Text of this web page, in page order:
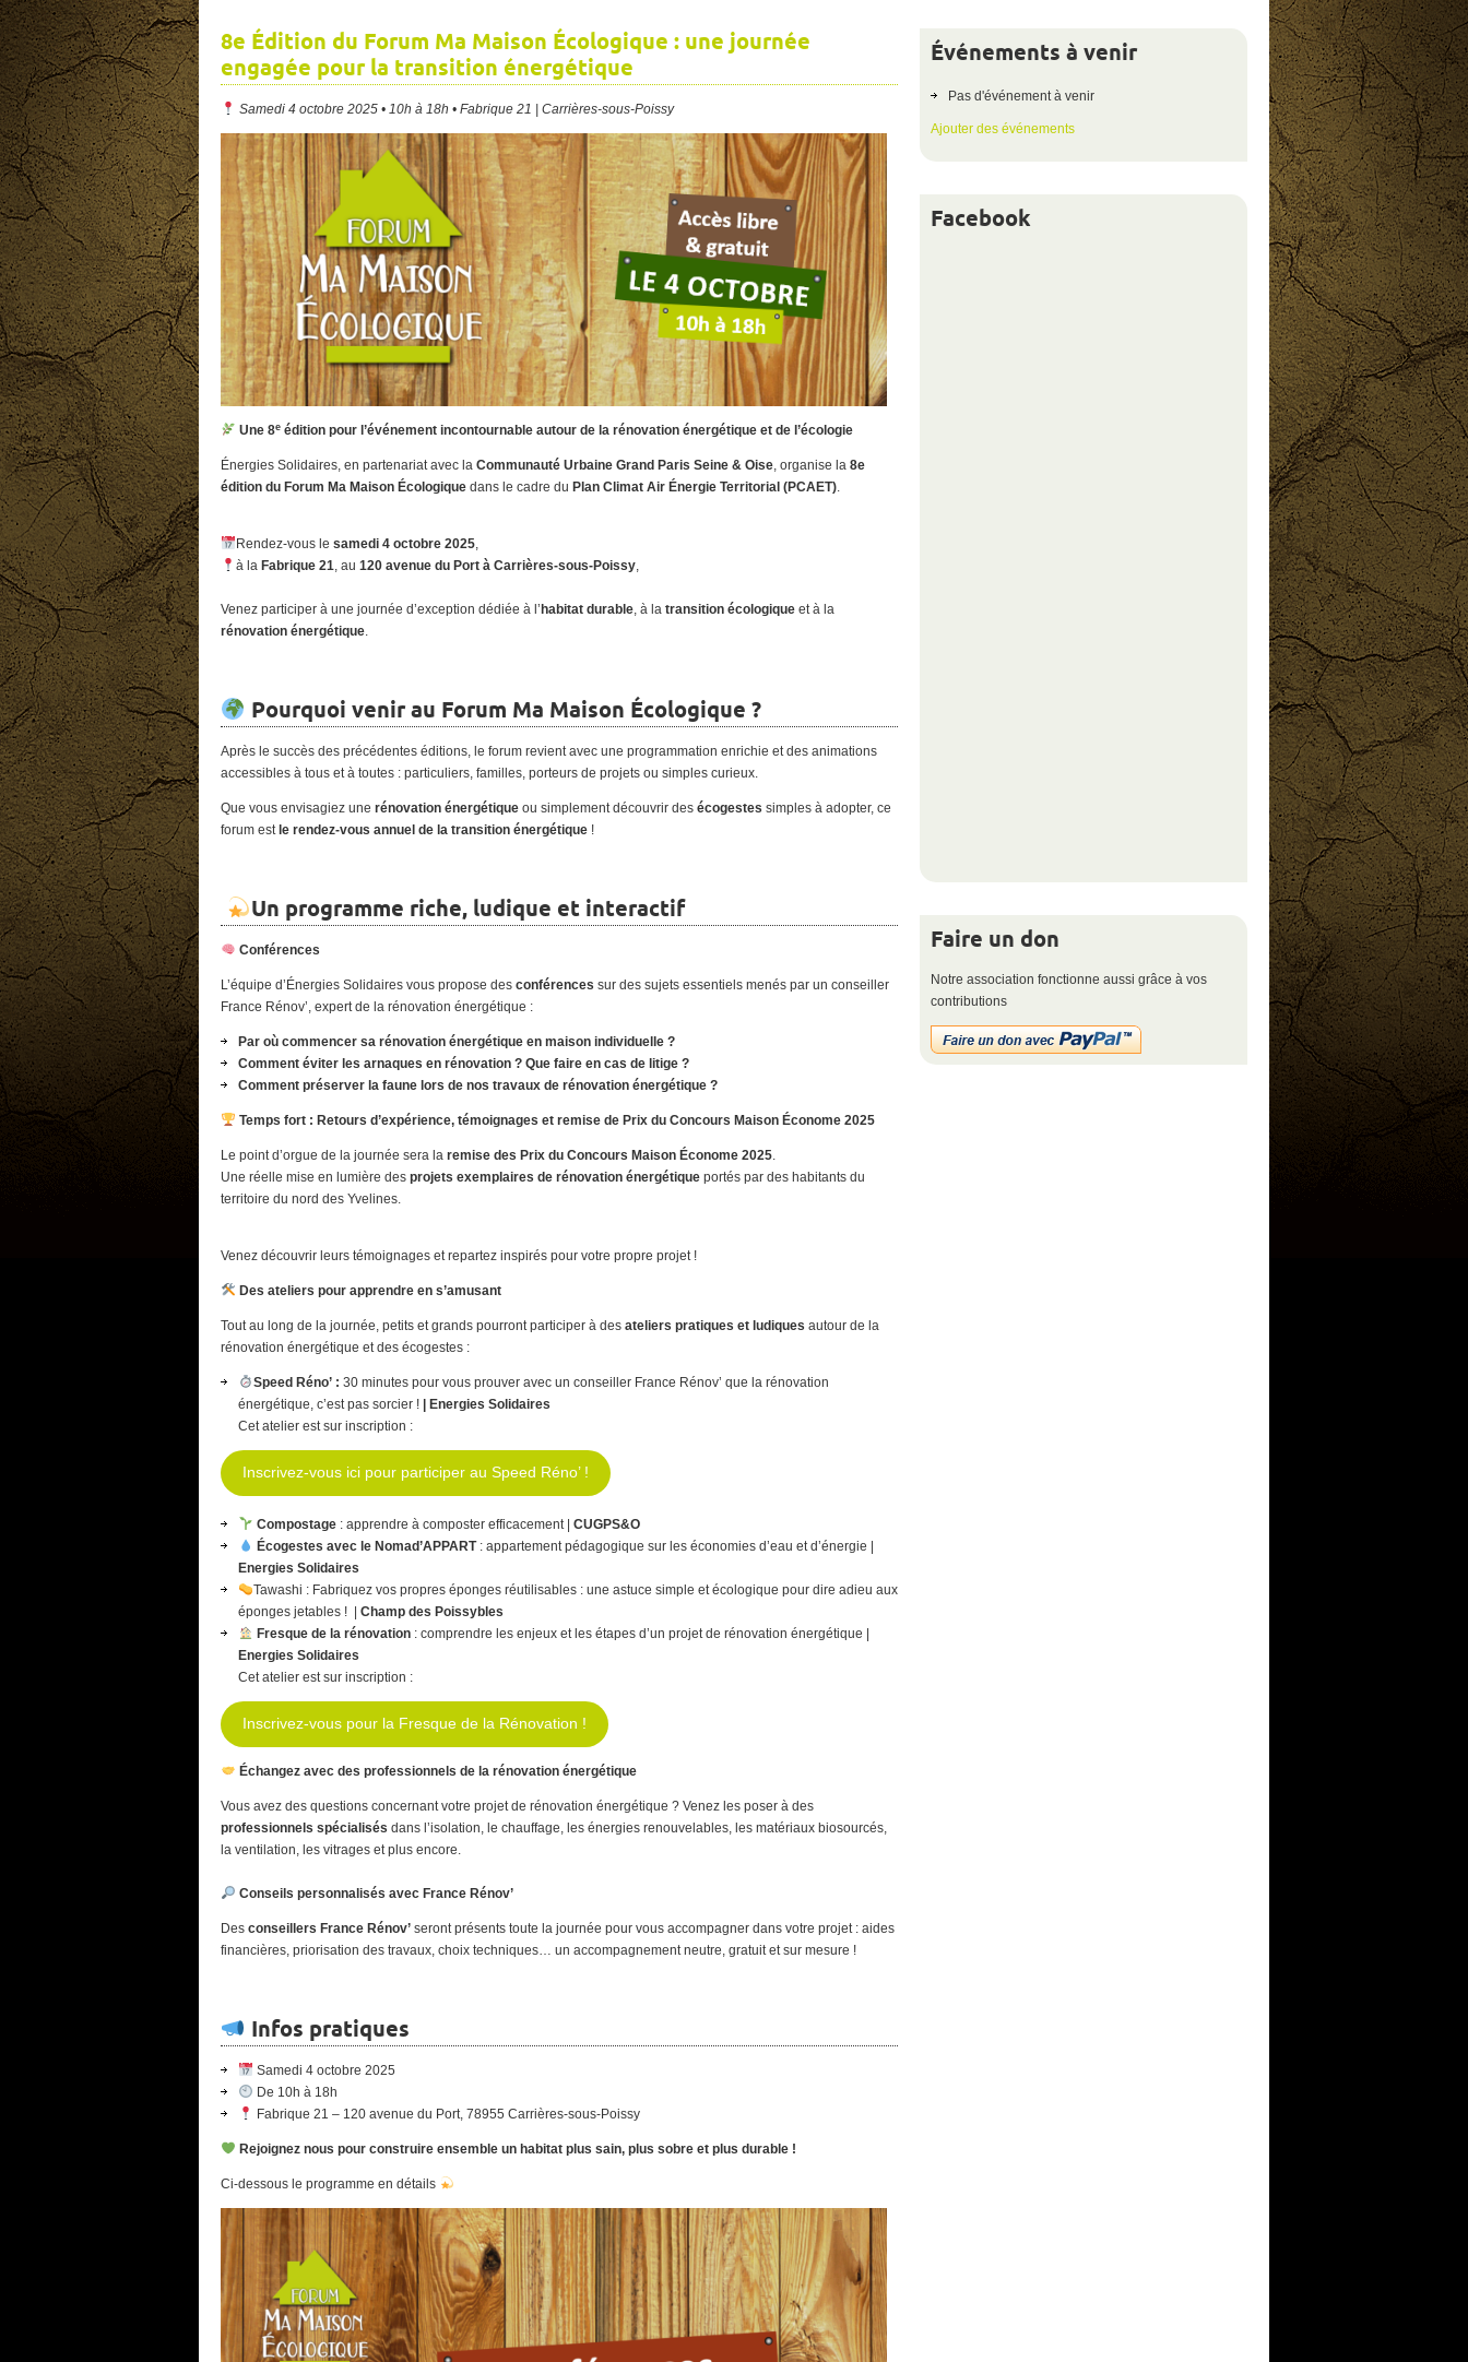
8e Édition du Forum Ma Maison Écologique : une journée
engagée pour la transition énergétique
Samedi 4 octobre 2025 • 10h à 18h • Fabrique 21 | Carrières-sous-Poissy
Une 8eédition pour l’événement incontournable autour de la rénovation énergétique et de l’écologie
Énergies Solidaires, en partenariat avec la Communauté Urbaine Grand Paris Seine & Oise, organise la 8e
édition du Forum Ma Maison Écologique dans le cadre du Plan Climat Air Énergie Territorial (PCAET).
Rendez-vous le samedi 4 octobre 2025,
à la Fabrique 21, au 120 avenue du Port à Carrières-sous-Poissy,
Venez participer à une journée d’exception dédiée à l’ habitat durable, à la transition écologique et à la
rénovation énergétique.
Pourquoi venir au Forum Ma Maison Écologique ?
Après le succès des précédentes éditions, le forum revient avec une programmation enrichie et des animations
accessibles à tous et à toutes : particuliers, familles, porteurs de projets ou simples curieux.
Que vous envisagiez une rénovation énergétique ou simplement découvrir des écogestes simples à adopter, ce
forum est le rendez-vous annuel de la transition énergétique !
Un programme riche, ludique et interactif
Conférences
L’équipe d’Énergies Solidaires vous propose des conférences sur des sujets essentiels menés par un conseiller
France Rénov’, expert de la rénovation énergétique :
Par où commencer sa rénovation énergétique en maison individuelle ?
Comment éviter les arnaques en rénovation ? Que faire en cas de litige ?
Comment préserver la faune lors de nos travaux de rénovation énergétique ?
Temps fort : Retours d’expérience, témoignages et remise de Prix du Concours Maison Économe 2025
Le point d’orgue de la journée sera la remise des Prix du Concours Maison Économe 2025.
Une réelle mise en lumière des projets exemplaires de rénovation énergétique portés par des habitants du
territoire du nord des Yvelines.
Venez découvrir leurs témoignages et repartez inspirés pour votre propre projet !
Des ateliers pour apprendre en s’amusant
Tout au long de la journée, petits et grands pourront participer à des ateliers pratiques et ludiques autour de la
rénovation énergétique et des écogestes :
Speed Réno’ : 30 minutes pour vous prouver avec un conseiller France Rénov’ que la rénovation
énergétique, c’est pas sorcier ! | Energies Solidaires
Cet atelier est sur inscription :
Inscrivez-vous ici pour participer au Speed Réno’ !
Compostage: apprendre à composter efficacement | CUGPS&O
Écogestes avec le Nomad’APPART: appartement pédagogique sur les économies d’eau et d’énergie |
Energies Solidaires
Tawashi : Fabriquez vos propres éponges réutilisables : une astuce simple et écologique pour dire adieu aux
éponges jetables ! | Champ des Poissybles
Fresque de la rénovation: comprendre les enjeux et les étapes d’un projet de rénovation énergétique |
Energies Solidaires
Cet atelier est sur inscription :
Inscrivez-vous pour la Fresque de la Rénovation !
Échangez avec des professionnels de la rénovation énergétique
Vous avez des questions concernant votre projet de rénovation énergétique ? Venez les poser à des
professionnels spécialisés dans l’isolation, le chauffage, les énergies renouvelables, les matériaux biosourcés,
la ventilation, les vitrages et plus encore.
Conseils personnalisés avec France Rénov’
Des conseillers France Rénov’ seront présents toute la journée pour vous accompagner dans votre projet : aides
financières, priorisation des travaux, choix techniques… un accompagnement neutre, gratuit et sur mesure !
Infos pratiques
Samedi 4 octobre 2025
De 10h à 18h
Fabrique 21 – 120 avenue du Port, 78955 Carrières-sous-Poissy
Rejoignez nous pour construire ensemble un habitat plus sain, plus sobre et plus durable !
Ci-dessous le programme en détails
Événements à venir
Pas d'événement à venir
Ajouter des événements
Facebook
Faire un don
Notre association fonctionne aussi grâce à vos
contributions